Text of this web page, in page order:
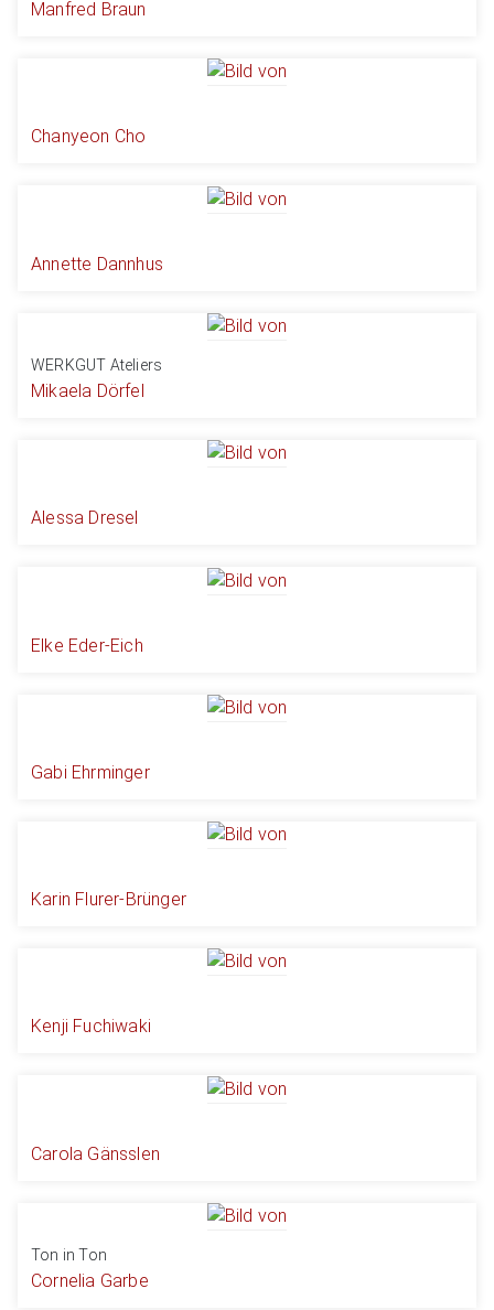
Manfred Braun
Chanyeon Cho
Annette Dannhus
WERKGUT Ateliers
Mikaela Dörfel
Alessa Dresel
Elke Eder-Eich
Gabi Ehrminger
Karin Flurer-Brünger
Kenji Fuchiwaki
Carola Gänsslen
Ton in Ton
Cornelia Garbe